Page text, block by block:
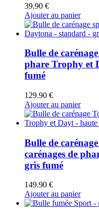
39.90 €
Ajouter au panier
Bulle de
phare Trophy et
fumé
129.90 €
Ajouter au panier
Bulle de
carénages de
gris fumé
149.90 €
Ajouter au panier